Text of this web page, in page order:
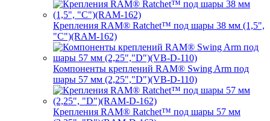
Крепления RAM® Ratchet™ под шары 38 мм (1,5",
"C")(RAM-162)
Компоненты креплений RAM® Swing Arm под
шары 57 мм (2,25","D")(VB-D-110)
Крепления RAM® Ratchet™ под шары 57 мм